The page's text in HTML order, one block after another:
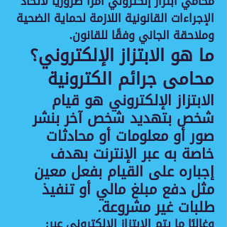
الإجراءات القانونية اللازمة لحماية الضحية
وملاحقة الجاني وفقًا للقانون.
ما هو الابتزاز الإلكتروني؟
محامى جرائم الكترونية
الابتزاز الإلكتروني هو قيام
شخص بتهديد شخص آخر بنشر
صور أو معلومات أو محادثات
خاصة به عبر الإنترنت بهدف
إجباره على القيام بفعل معين
مثل دفع مبلغ مالي أو تنفيذ
طلبات غير مشروعة.